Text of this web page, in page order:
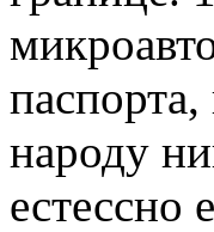
народу
естессно